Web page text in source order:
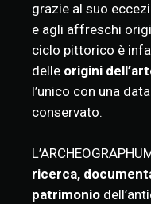
grazie al suo
e agli affreschi
ciclo pittorico è
delle origini
l’unico con una
conservato.
ricerca,
patrimonio